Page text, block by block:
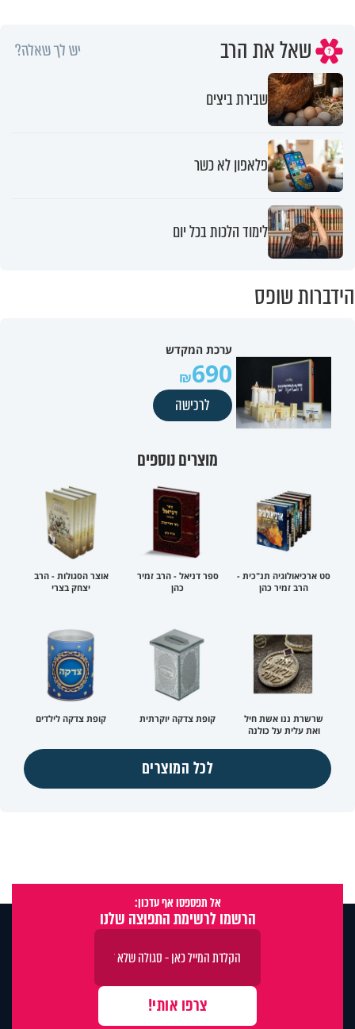
שאל את הרב יש לך שאלה?
שבירת ביצים
פלאפון לא כשר
לימוד הלכות בכל יום
הידברות שופס
ערכת המקדש
690
לרכישה
מוצרים נוספים
סט ארכיאולוגיה תנ"כית -
הרב זמיר כהן
ספר דניאל - הרב זמיר
כהן
אוצר הסגולות - הרב
יצחק בצרי
שרשרת ננו אשת חיל
ואת עלית על כולנה
קופת צדקה יוקרתית קופת צדקה לילדים
לכל המוצרים
אל תפספסו אף עדכון:
הרשמו לרשימת התפוצה שלנו